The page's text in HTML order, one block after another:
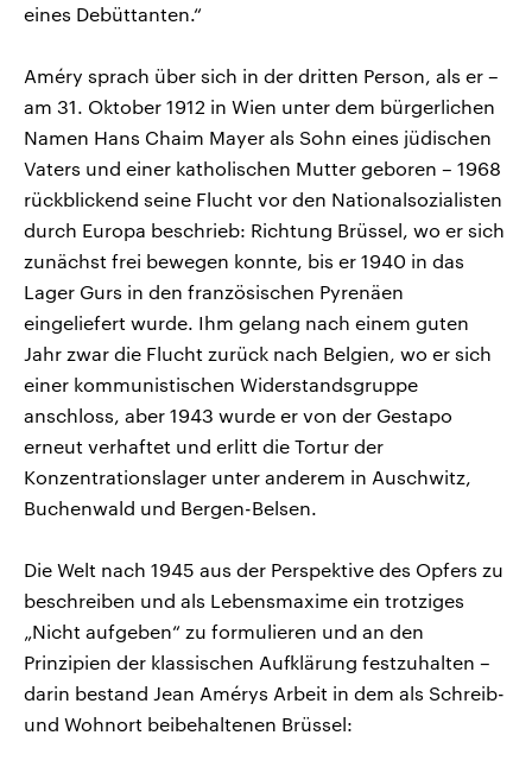
eines Debüttanten.“
Améry sprach über sich in der dritten Person, als er –
am 31. Oktober 1912 in Wien unter dem bürgerlichen
Namen Hans Chaim Mayer als Sohn eines jüdischen
Vaters und einer katholischen Mutter geboren – 1968
rückblickend seine Flucht vor den Nationalsozialisten
durch Europa beschrieb: Richtung Brüssel, wo er sich
zunächst frei bewegen konnte, bis er 1940 in das
Lager Gurs in den französischen Pyrenäen
eingeliefert wurde. Ihm gelang nach einem guten
Jahr zwar die Flucht zurück nach Belgien, wo er sich
einer kommunistischen Widerstandsgruppe
anschloss, aber 1943 wurde er von der Gestapo
erneut verhaftet und erlitt die Tortur der
Konzentrationslager unter anderem in Auschwitz,
Buchenwald und Bergen-Belsen.
Die Welt nach 1945 aus der Perspektive des Opfers zu
beschreiben und als Lebensmaxime ein trotziges
„Nicht aufgeben“ zu formulieren und an den
Prinzipien der klassischen Aufklärung festzuhalten –
darin bestand Jean Amérys Arbeit in dem als Schreib-
und Wohnort beibehaltenen Brüssel: